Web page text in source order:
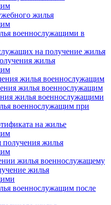
жилья
военнослужащими в
на получение жилья
жилья
жилья военнослужащим
жилья военнослужащим
жилья военнослужащими
военнослужащим при
на жилье
получения жилья
жилья военнослужащему
жилья
военнослужащим после